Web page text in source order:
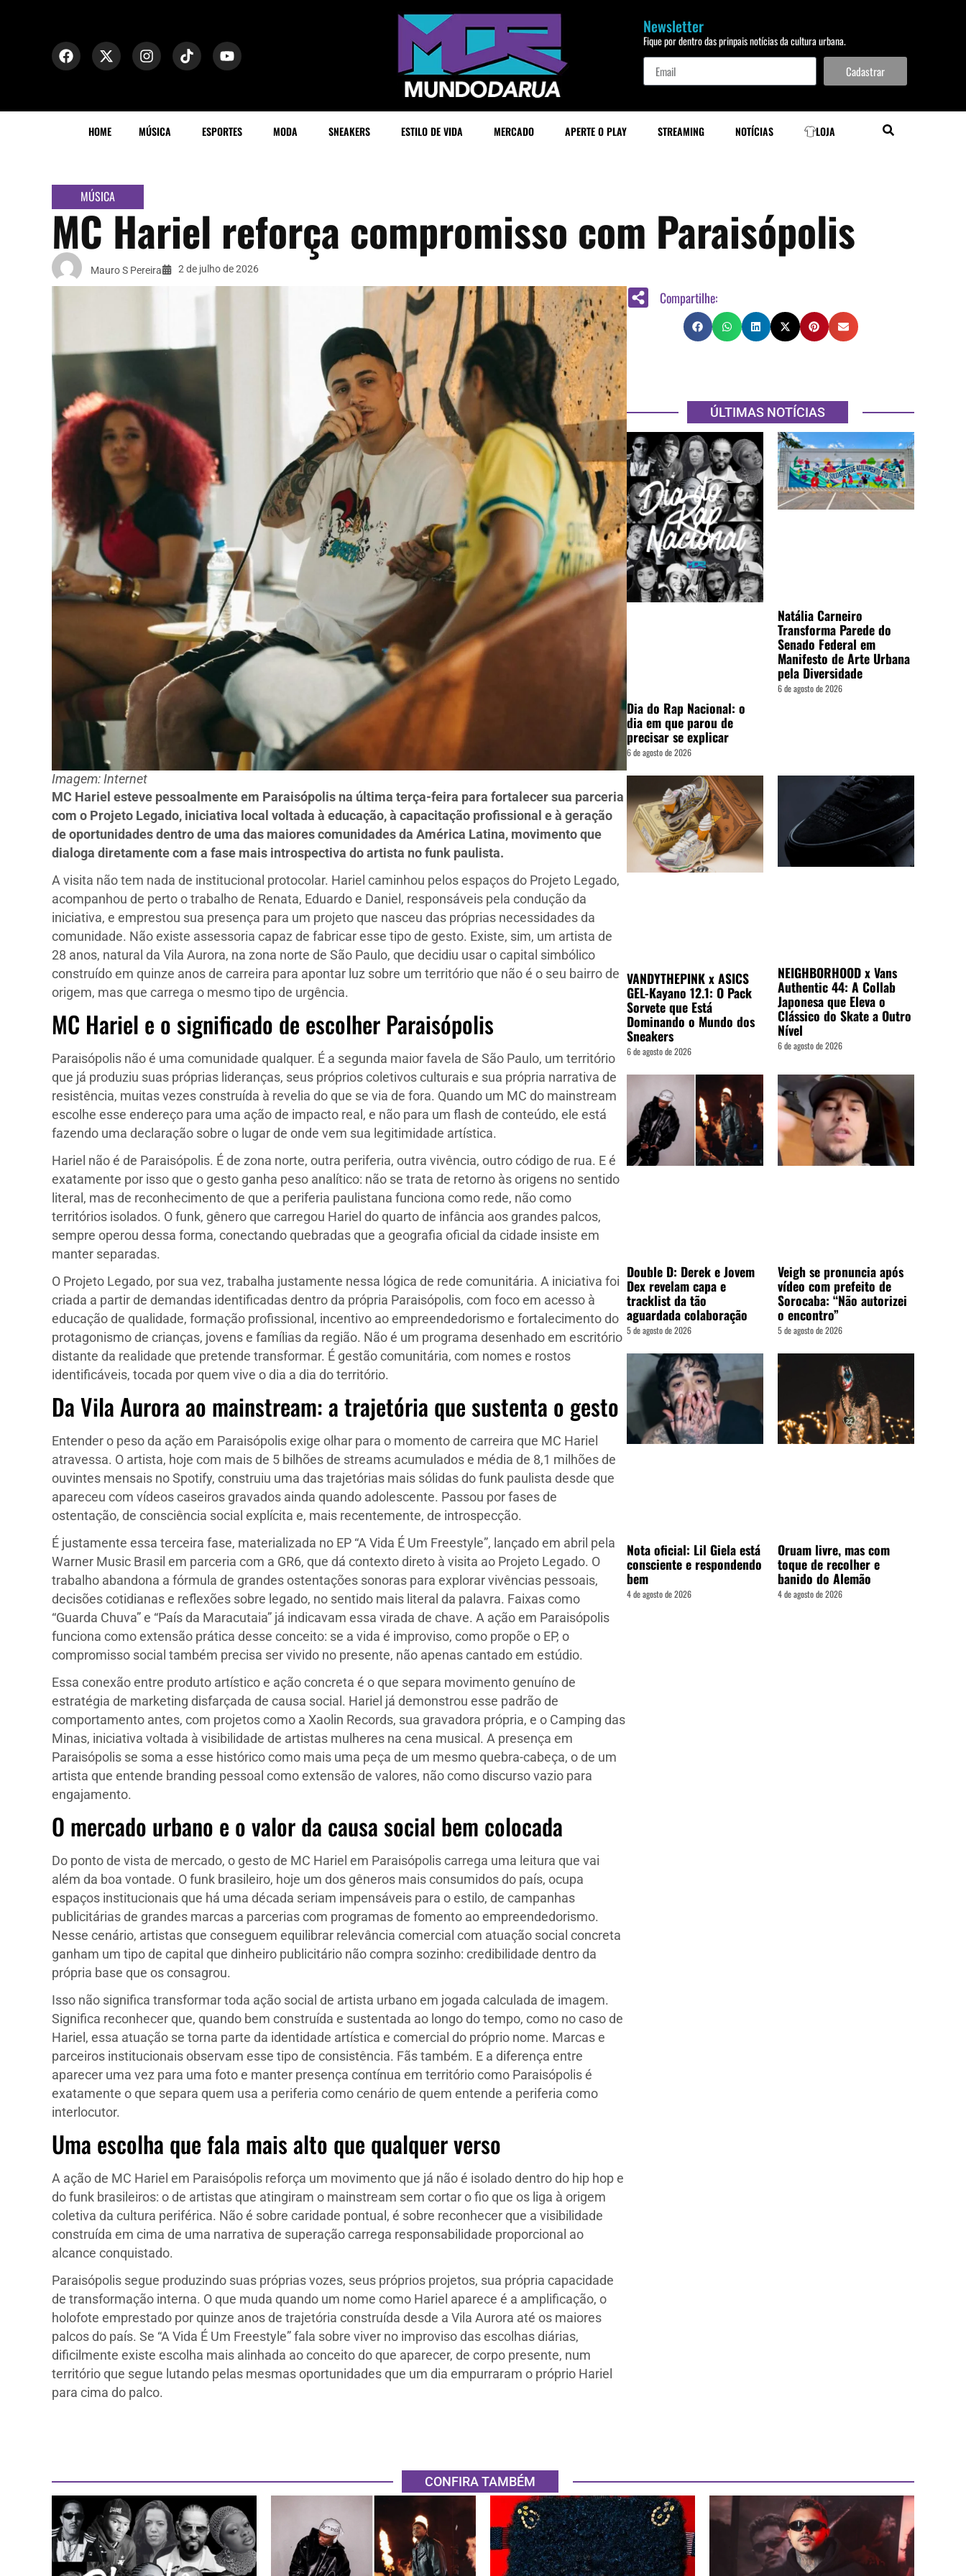
Newsletter
Fique por dentro das prinpais notícias da cultura urbana.
Cadastrar
HOME MÚSICA ESPORTES MODA SNEAKERS ESTILO DE VIDA MERCADO APERTE O PLAY STREAMING NOTÍCIAS LOJA
MÚSICA
MC Hariel reforça compromisso com Paraisópolis
Mauro S Pereira 2 de julho de 2026
Imagem: Internet
MC Hariel esteve pessoalmente em Paraisópolis na última terça-feira para fortalecer sua parceria
com o Projeto Legado, iniciativa local voltada à educação, à capacitação profissional e à geração
de oportunidades dentro de uma das maiores comunidades da América Latina, movimento que
dialoga diretamente com a fase mais introspectiva do artista no funk paulista.
A visita não tem nada de institucional protocolar. Hariel caminhou pelos espaços do Projeto Legado,
acompanhou de perto o trabalho de Renata, Eduardo e Daniel, responsáveis pela condução da
iniciativa, e emprestou sua presença para um projeto que nasceu das próprias necessidades da
comunidade. Não existe assessoria capaz de fabricar esse tipo de gesto. Existe, sim, um artista de
28 anos, natural da Vila Aurora, na zona norte de São Paulo, que decidiu usar o capital simbólico
construído em quinze anos de carreira para apontar luz sobre um território que não é o seu bairro de
origem, mas que carrega o mesmo tipo de urgência.
MC Hariel e o significado de escolher Paraisópolis
Paraisópolis não é uma comunidade qualquer. É a segunda maior favela de São Paulo, um território
que já produziu suas próprias lideranças, seus próprios coletivos culturais e sua própria narrativa de
resistência, muitas vezes construída à revelia do que se via de fora. Quando um MC do mainstream
escolhe esse endereço para uma ação de impacto real, e não para um flash de conteúdo, ele está
fazendo uma declaração sobre o lugar de onde vem sua legitimidade artística.
Hariel não é de Paraisópolis. É de zona norte, outra periferia, outra vivência, outro código de rua. E é
exatamente por isso que o gesto ganha peso analítico: não se trata de retorno às origens no sentido
literal, mas de reconhecimento de que a periferia paulistana funciona como rede, não como
territórios isolados. O funk, gênero que carregou Hariel do quarto de infância aos grandes palcos,
sempre operou dessa forma, conectando quebradas que a geografia oficial da cidade insiste em
manter separadas.
O Projeto Legado, por sua vez, trabalha justamente nessa lógica de rede comunitária. A iniciativa foi
criada a partir de demandas identificadas dentro da própria Paraisópolis, com foco em acesso à
educação de qualidade, formação profissional, incentivo ao empreendedorismo e fortalecimento do
protagonismo de crianças, jovens e famílias da região. Não é um programa desenhado em escritório
distante da realidade que pretende transformar. É gestão comunitária, com nomes e rostos
identificáveis, tocada por quem vive o dia a dia do território.
Da Vila Aurora ao mainstream: a trajetória que sustenta o gesto
Entender o peso da ação em Paraisópolis exige olhar para o momento de carreira que MC Hariel
atravessa. O artista, hoje com mais de 5 bilhões de streams acumulados e média de 8,1 milhões de
ouvintes mensais no Spotify, construiu uma das trajetórias mais sólidas do funk paulista desde que
apareceu com vídeos caseiros gravados ainda quando adolescente. Passou por fases de
ostentação, de consciência social explícita e, mais recentemente, de introspecção.
É justamente essa terceira fase, materializada no EP “A Vida É Um Freestyle”, lançado em abril pela
Warner Music Brasil em parceria com a GR6, que dá contexto direto à visita ao Projeto Legado. O
trabalho abandona a fórmula de grandes ostentações sonoras para explorar vivências pessoais,
decisões cotidianas e reflexões sobre legado, no sentido mais literal da palavra. Faixas como
“Guarda Chuva” e “País da Maracutaia” já indicavam essa virada de chave. A ação em Paraisópolis
funciona como extensão prática desse conceito: se a vida é improviso, como propõe o EP, o
compromisso social também precisa ser vivido no presente, não apenas cantado em estúdio.
Essa conexão entre produto artístico e ação concreta é o que separa movimento genuíno de
estratégia de marketing disfarçada de causa social. Hariel já demonstrou esse padrão de
comportamento antes, com projetos como a Xaolin Records, sua gravadora própria, e o Camping das
Minas, iniciativa voltada à visibilidade de artistas mulheres na cena musical. A presença em
Paraisópolis se soma a esse histórico como mais uma peça de um mesmo quebra-cabeça, o de um
artista que entende branding pessoal como extensão de valores, não como discurso vazio para
engajamento.
O mercado urbano e o valor da causa social bem colocada
Do ponto de vista de mercado, o gesto de MC Hariel em Paraisópolis carrega uma leitura que vai
além da boa vontade. O funk brasileiro, hoje um dos gêneros mais consumidos do país, ocupa
espaços institucionais que há uma década seriam impensáveis para o estilo, de campanhas
publicitárias de grandes marcas a parcerias com programas de fomento ao empreendedorismo.
Nesse cenário, artistas que conseguem equilibrar relevância comercial com atuação social concreta
ganham um tipo de capital que dinheiro publicitário não compra sozinho: credibilidade dentro da
própria base que os consagrou.
Isso não significa transformar toda ação social de artista urbano em jogada calculada de imagem.
Significa reconhecer que, quando bem construída e sustentada ao longo do tempo, como no caso de
Hariel, essa atuação se torna parte da identidade artística e comercial do próprio nome. Marcas e
parceiros institucionais observam esse tipo de consistência. Fãs também. E a diferença entre
aparecer uma vez para uma foto e manter presença contínua em território como Paraisópolis é
exatamente o que separa quem usa a periferia como cenário de quem entende a periferia como
interlocutor.
Uma escolha que fala mais alto que qualquer verso
A ação de MC Hariel em Paraisópolis reforça um movimento que já não é isolado dentro do hip hop e
do funk brasileiros: o de artistas que atingiram o mainstream sem cortar o fio que os liga à origem
coletiva da cultura periférica. Não é sobre caridade pontual, é sobre reconhecer que a visibilidade
construída em cima de uma narrativa de superação carrega responsabilidade proporcional ao
alcance conquistado.
Paraisópolis segue produzindo suas próprias vozes, seus próprios projetos, sua própria capacidade
de transformação interna. O que muda quando um nome como Hariel aparece é a amplificação, o
holofote emprestado por quinze anos de trajetória construída desde a Vila Aurora até os maiores
palcos do país. Se “A Vida É Um Freestyle” fala sobre viver no improviso das escolhas diárias,
dificilmente existe escolha mais alinhada ao conceito do que aparecer, de corpo presente, num
território que segue lutando pelas mesmas oportunidades que um dia empurraram o próprio Hariel
para cima do palco.
Compartilhe:
ÚLTIMAS NOTÍCIAS
Dia do Rap Nacional: o
dia em que parou de
precisar se explicar
6 de agosto de 2026
Natália Carneiro
Transforma Parede do
Senado Federal em
Manifesto de Arte Urbana
pela Diversidade
6 de agosto de 2026
VANDYTHEPINK x ASICS
GEL-Kayano 12.1: O Pack
Sorvete que Está
Dominando o Mundo dos
Sneakers
6 de agosto de 2026
NEIGHBORHOOD x Vans
Authentic 44: A Collab
Japonesa que Eleva o
Clássico do Skate a Outro
Nível
6 de agosto de 2026
Double D: Derek e Jovem
Dex revelam capa e
tracklist da tão
aguardada colaboração
5 de agosto de 2026
Veigh se pronuncia após
vídeo com prefeito de
Sorocaba: “Não autorizei
o encontro”
5 de agosto de 2026
Nota oficial: Lil Giela está
consciente e respondendo
bem
4 de agosto de 2026
Oruam livre, mas com
toque de recolher e
banido do Alemão
4 de agosto de 2026
CONFIRA TAMBÉM